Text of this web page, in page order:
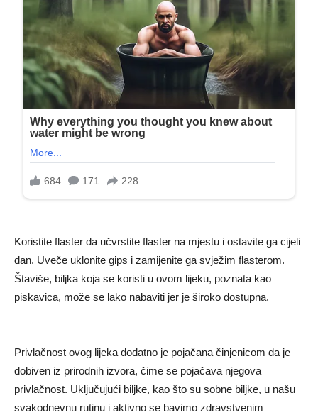
Koristite flaster da učvrstite flaster na mjestu i ostavite ga cijeli
dan. Uveče uklonite gips i zamijenite ga svježim flasterom.
Štaviše, biljka koja se koristi u ovom lijeku, poznata kao
piskavica, može se lako nabaviti jer je široko dostupna.
Privlačnost ovog lijeka dodatno je pojačana činjenicom da je
dobiven iz prirodnih izvora, čime se pojačava njegova
privlačnost. Uključujući biljke, kao što su sobne biljke, u našu
svakodnevnu rutinu i aktivno se bavimo zdravstvenim